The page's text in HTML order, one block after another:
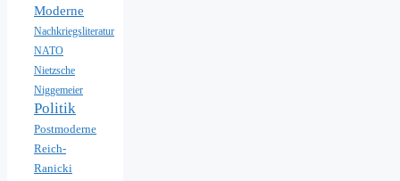
Moderne
Nachkriegsliteratur
NATO
Nietzsche
Niggemeier
Politik
Postmoderne
Reich-
Ranicki